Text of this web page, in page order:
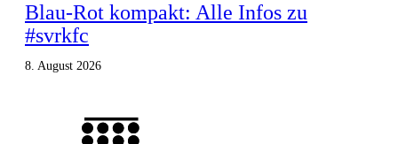
Blau-Rot kompakt: Alle Infos zu
#svrkfc
8. August 2026